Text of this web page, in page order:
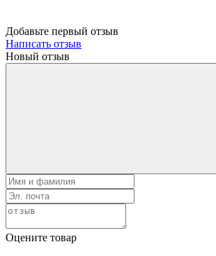
Добавьте первый отзыв
Написать отзыв
Новый отзыв
Оцените товар